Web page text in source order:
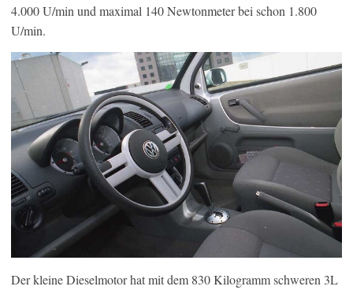
4.000 U/min und maximal 140 Newtonmeter bei schon 1.800
U/min.
Der kleine Dieselmotor hat mit dem 830 Kilogramm schweren 3L